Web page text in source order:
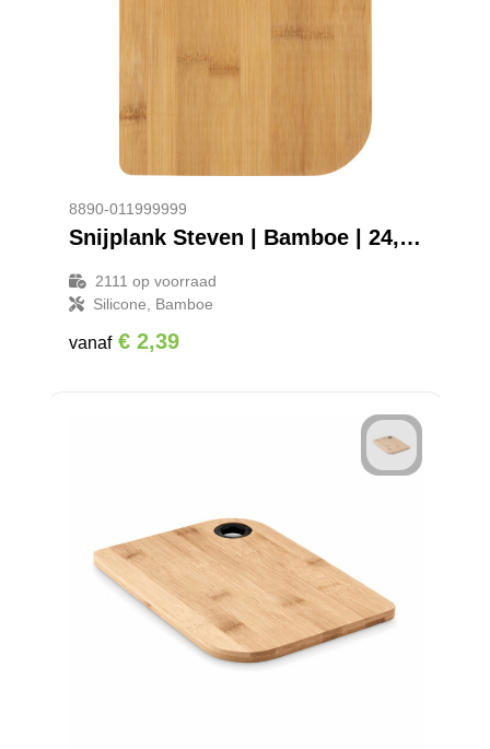
8890-011999999
Snijplank Steven | Bamboe | 24,5 x 17,5 cm
2111 op voorraad
Silicone, Bamboe
vanaf € 2,39